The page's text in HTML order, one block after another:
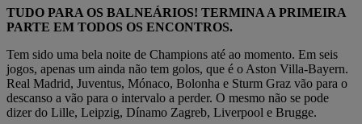
TUDO PARA OS BALNEÁRIOS! TERMINA A PRIMEIRA
PARTE EM TODOS OS ENCONTROS.
Tem sido uma bela noite de Champions até ao momento. Em seis
jogos, apenas um ainda não tem golos, que é o Aston Villa-Bayern.
Real Madrid, Juventus, Mónaco, Bolonha e Sturm Graz vão para o
descanso a vão para o intervalo a perder. O mesmo não se pode
dizer do Lille, Leipzig, Dínamo Zagreb, Liverpool e Brugge.